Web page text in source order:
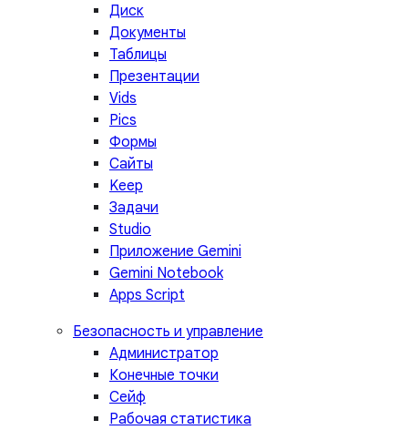
Диск
Документы
Таблицы
Презентации
Vids
Pics
Формы
Сайты
Keep
Задачи
Studio
Приложение Gemini
Gemini Notebook
Apps Script
Безопасность и управление
Администратор
Конечные точки
Сейф
Рабочая статистика